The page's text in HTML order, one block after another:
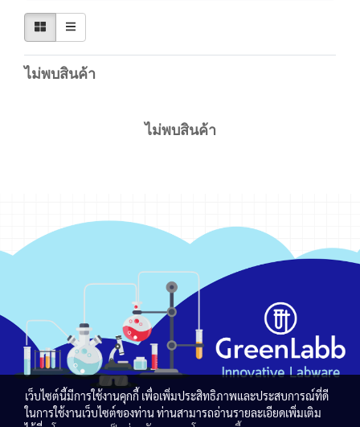
ไม่พบสินค้า
ไม่พบสินค้า
เว็บไซต์นี้มีการใช้งานคุกกี้ เพื่อเพิ่มประสิทธิภาพและประสบการณ์ที่ดี
ในการใช้งานเว็บไซต์ของท่าน ท่านสามารถอ่านรายละเอียดเพิ่มเติม